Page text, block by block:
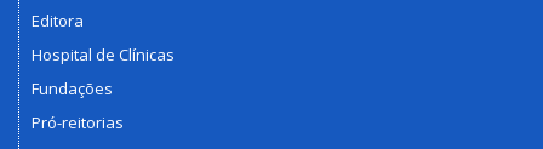
Editora
Hospital de Clínicas
Fundações
Pró-reitorias